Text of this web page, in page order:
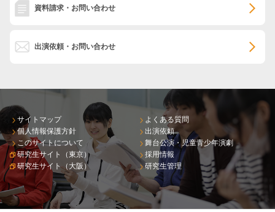
資料請求・お問い合わせ
出演依頼・お問い合わせ
サイトマップ
個人情報保護方針
このサイトについて
研究生サイト（東京）
研究生サイト（大阪）
よくある質問
出演依頼
舞台公演・児童青少年演劇
採用情報
研究生管理